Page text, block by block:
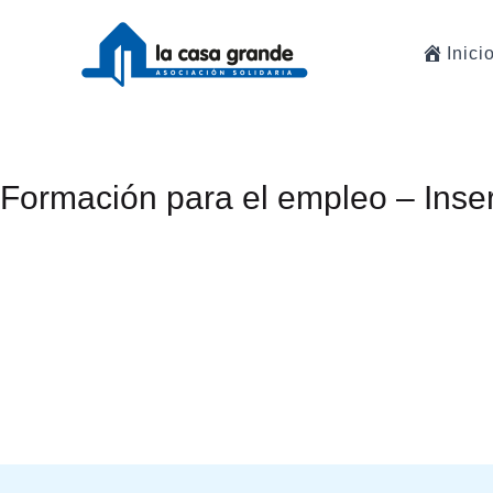
Inicio
Formación para el empleo –